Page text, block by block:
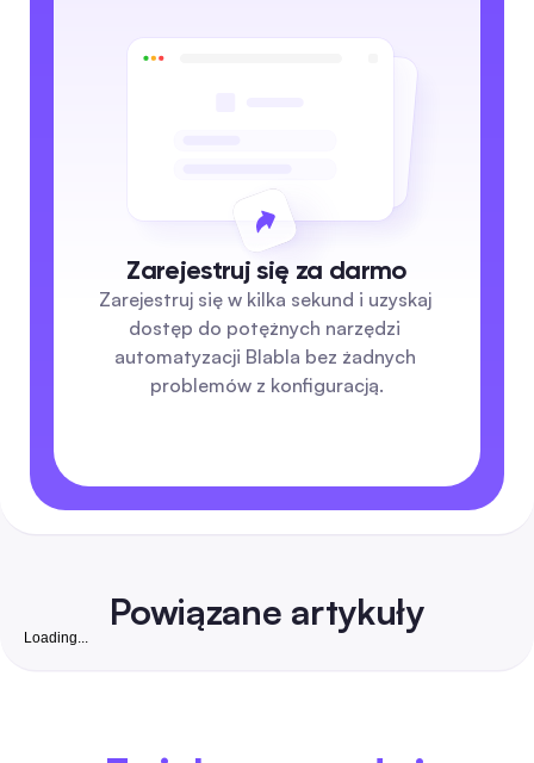
Zarejestruj się za darmo
Zarejestruj się w kilka sekund i uzyskaj
dostęp do potężnych narzędzi
automatyzacji Blabla bez żadnych
problemów z konfiguracją.
Powiązane artykuły
Loading...